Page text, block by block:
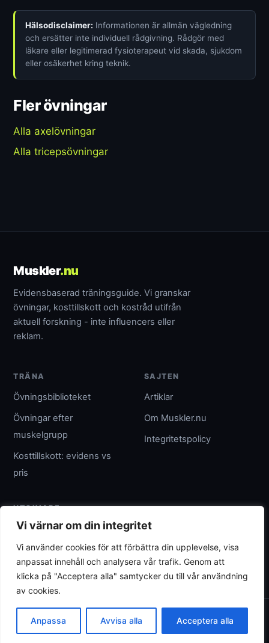
Vi värnar om din integritet
Vi använder cookies för att förbättra din upplevelse, visa
anpassat innehåll och analysera vår trafik. Genom att
klicka på "Acceptera alla" samtycker du till vår användning
av cookies.
Anpassa Avvisa alla Acceptera alla
Hälsodisclaimer: Informationen är allmän vägledning
och ersätter inte individuell rådgivning. Rådgör med
läkare eller legitimerad fysioterapeut vid skada, sjukdom
eller osäkerhet kring teknik.
Fler övningar
Alla axelövningar
Alla tricepsövningar
Muskler.nu
Evidensbaserad träningsguide. Vi granskar
övningar, kosttillskott och kostråd utifrån
aktuell forskning - inte influencers eller
reklam.
TRÄNA
Övningsbiblioteket
Övningar efter
muskelgrupp
Kosttillskott: evidens vs
pris
SAJTEN
Artiklar
Om Muskler.nu
Integritetspolicy
UTGIVARE
Umpteenth Media
Org.nr 559183-3313
wave@umpteenth.media
© 2026 Muskler.nu
Allmän träningsinformation - ersätter inte individuell rådgivning.